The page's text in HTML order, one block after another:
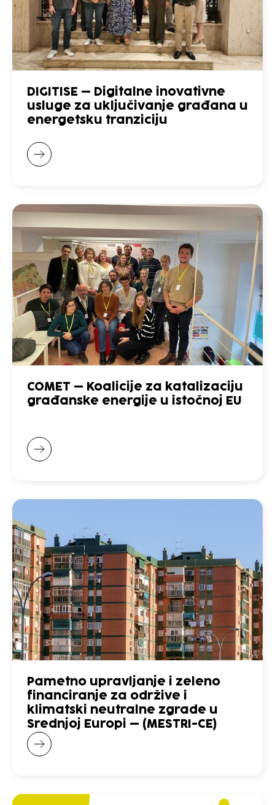
DIGITISE – Digitalne inovativne
usluge za uključivanje građana u
energetsku tranziciju
COMET – Koalicije za katalizaciju
građanske energije u istočnoj EU
Pametno upravljanje i zeleno
financiranje za održive i
klimatski neutralne zgrade u
Srednjoj Europi – (MESTRI-CE)